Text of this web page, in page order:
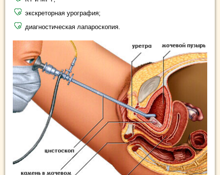
экскреторная урография;
диагностическая лапароскопия.